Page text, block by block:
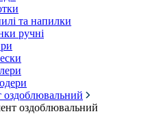
та напилки
ручні
оздоблювальний
оздоблювальний